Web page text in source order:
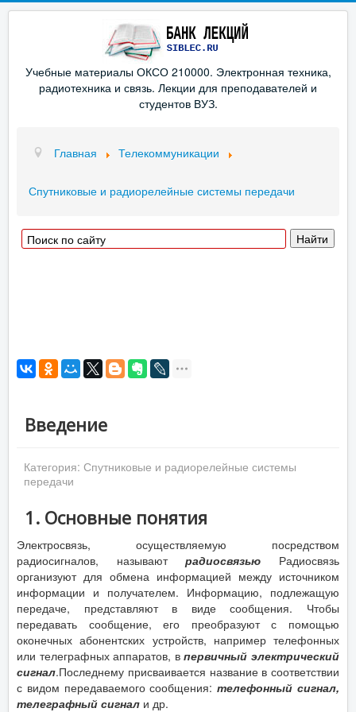
Учебные материалы ОКСО 210000. Электронная техника,
радиотехника и связь. Лекции для преподавателей и
студентов ВУЗ.
Главная Телекоммуникации
Спутниковые и радиорелейные системы передачи
Введение
Категория: Спутниковые и радиорелейные системы
передачи
1. Основные понятия
Электросвязь, осуществляемую посредством
радиосигналов, называютрадиосвязью Радиосвязь
организуют для обмена информацией между источником
информации и получателем. Информацию, подлежащую
передаче, представляют в виде сообщения. Чтобы
передавать сообщение, его преобразуют с помощью
оконечных абонентских устройств, например телефонных
или телеграфных аппаратов, впервичный электрический
сигнал.Последнему присваивается название в соответствии
с видом передаваемого сообщения:телефонный сигнал,
телеграфный сигнал и др.